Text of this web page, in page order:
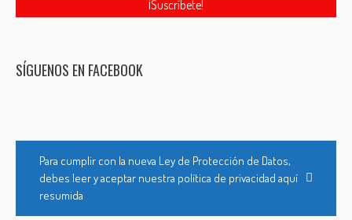
SÍGUENOS EN FACEBOOK
Para cumplir con la nueva Ley de Protección de Datos,
debes leer y aceptar nuestra política de privacidad aquí
resumida